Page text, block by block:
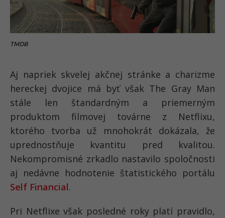
TMDB
Aj napriek skvelej akčnej stránke a charizme
hereckej dvojice má byť však The Gray Man
stále len štandardným a priemerným
produktom filmovej továrne z Netflixu,
ktorého tvorba už mnohokrát dokázala, že
uprednostňuje kvantitu pred kvalitou.
Nekompromisné zrkadlo nastavilo spoločnosti
aj nedávne hodnotenie štatistického portálu
Self Financial.
Pri Netflixe však posledné roky platí pravidlo,